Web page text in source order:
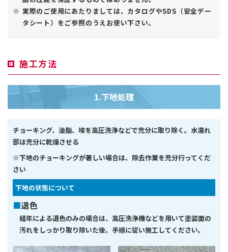
実際のご使用にあたりましては、カタログやSDS（安全デー
タシート）をご参照のうえお使い下さい。
施工方法
1.下地処理
チョーキング、油脂、埃を高圧洗浄などで充分に取り除く。水濡れ
部は充分に乾燥させる
※下地のチョーキングが著しい場合は、除去作業を充分行ってくだ
さい
下地の状態について
退色
経年による退色のみの場合は、高圧洗浄機などを用いて塗装面の
汚れをしっかり取り除いた後、手順に従い施工してください。